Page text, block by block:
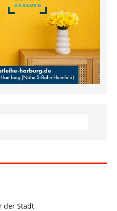
der Stadt